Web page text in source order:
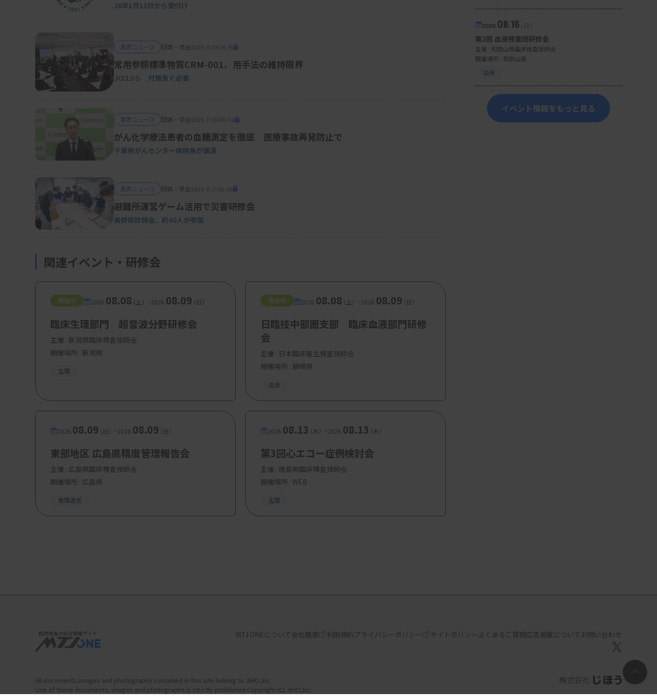
26年1月13日から受付け
業界ニュース 団体・学会2025.11.28 06:15
常用参照標準物質CRM-001、用手法の維持限界
JCCLSら 対策急ぐ必要
業界ニュース 団体・学会2025.11.26 05:00
がん化学療法患者の血糖測定を徹底 医療事故再発防止で
千葉県がんセンター病院長が講演
業界ニュース 団体・学会2025.11.21 05:45
避難所運営ゲーム活用で災害研修会
長野県技師会、約40人が参加
関連イベント・研修会
開催中 2026. 08.08（土） -2026. 08.09（日）
臨床生理部門 超音波分野研修会
主催 : 新潟県臨床検査技師会
開催場所 : 新潟県
生理
開催中 2026. 08.08（土） -2026. 08.09（日）
日臨技中部圏支部 臨床血液部門研修
会
主催 : 日本臨床衛生検査技師会
開催場所 : 静岡県
血液
2026. 08.09（日） -2026. 08.09（日）
東部地区 広島県精度管理報告会
主催 : 広島県臨床検査技師会
開催場所 : 広島県
管理運営
2026. 08.13（木） -2026. 08.13（木）
第3回心エコー症例検討会
主催 : 徳島県臨床検査技師会
開催場所 : WEB
生理
2026. 08.16（日）
第2回 血液検査班研修会
主催 : 和歌山県臨床検査技師会
開催場所 : 和歌山県
血液
イベント情報をもっと見る
臨床検査の総合情報サイト MTJ ONEについて会社概要 利用規約プライバシーポリシー サイトポリシー よくあるご質問広告掲載について お問い合わせ
All documents,images and photographs contained in this site belong to JIHO,Inc.
Use of these documents, images and photographs is strictly prohibited.Copyright (C) JIHO,Inc.